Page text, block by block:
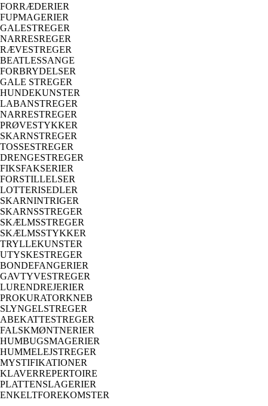
FORRÆDERIER
FUPMAGERIER
GALESTREGER
NARRESREGER
RÆVESTREGER
BEATLESSANGE
FORBRYDELSER
GALE STREGER
HUNDEKUNSTER
LABANSTREGER
NARRESTREGER
PRØVESTYKKER
SKARNSTREGER
TOSSESTREGER
DRENGESTREGER
FIKSFAKSERIER
FORSTILLELSER
LOTTERISEDLER
SKARNINTRIGER
SKARNSSTREGER
SKÆLMSSTREGER
SKÆLMSSTYKKER
TRYLLEKUNSTER
UTYSKESTREGER
BONDEFANGERIER
GAVTYVESTREGER
LURENDREJERIER
PROKURATORKNEB
SLYNGELSTREGER
ABEKATTESTREGER
FALSKMØNTNERIER
HUMBUGSMAGERIER
HUMMELEJSTREGER
MYSTIFIKATIONER
KLAVERREPERTOIRE
PLATTENSLAGERIER
ENKELTFOREKOMSTER